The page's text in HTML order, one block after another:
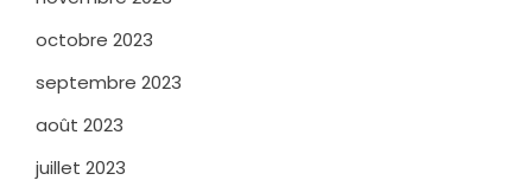
octobre 2023
septembre 2023
août 2023
juillet 2023